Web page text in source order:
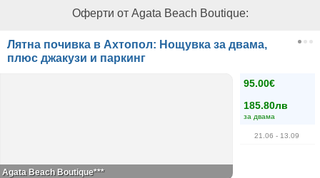
Оферти от Agata Beach Boutique:
Лятна почивка в Ахтопол: Нощувка за двама,
плюс джакузи и паркинг
95.00€
185.80лв
за двама
21.06 - 13.09
Agata Beach Boutique***